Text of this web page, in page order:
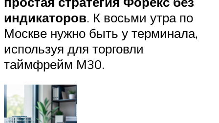
индикаторов. К восьми утра по
Москве нужно быть у терминала,
используя для торговли
таймфрейм М30.